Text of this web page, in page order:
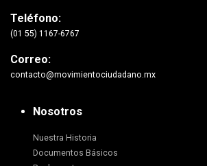
Teléfono:
(01 55) 1167-6767
Correo:
contacto@movimientociudadano.mx
Nosotros
Nuestra Historia
Documentos Básicos